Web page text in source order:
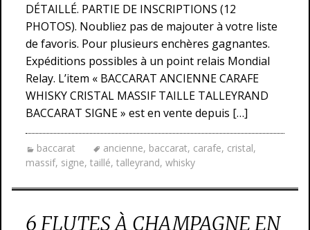
DÉTAILLÉ. PARTIE DE INSCRIPTIONS (12
PHOTOS). Noubliez pas de majouter à votre liste
de favoris. Pour plusieurs enchères gagnantes.
Expéditions possibles à un point relais Mondial
Relay. L’item « BACCARAT ANCIENNE CARAFE
WHISKY CRISTAL MASSIF TAILLE TALLEYRAND
BACCARAT SIGNE » est en vente depuis […]
baccarat ancienne, baccarat, carafe, cristal,
massif, signe, taillé, talleyrand, whisky
6 FLUTES À CHAMPAGNE EN